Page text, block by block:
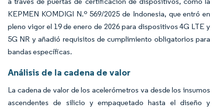
KEPMEN KOMDIGI N.º 569/2025 de Indonesia, que entró en
pleno vigor el 19 de enero de 2026 para dispositivos 4G LTE y
5G NR y añadió requisitos de cumplimiento obligatorios para
bandas específicas.
Análisis de la cadena de valor
La cadena de valor de los acelerómetros va desde los insumos
ascendentes de silicio y empaquetado hasta el diseño y